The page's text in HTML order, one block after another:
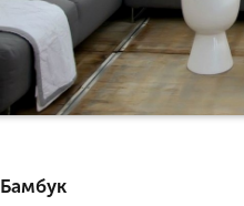
Бамбук